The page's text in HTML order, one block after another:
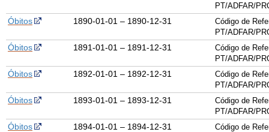
PT/ADFAR/
Óbitos 1890-01-01 – 1890-12-31
Código de
PT/ADFAR/
Óbitos 1891-01-01 – 1891-12-31
Código de
PT/ADFAR/
Óbitos 1892-01-01 – 1892-12-31
Código de
PT/ADFAR/
Óbitos 1893-01-01 – 1893-12-31
Código de
PT/ADFAR/
Óbitos 1894-01-01 – 1894-12-31
Código de